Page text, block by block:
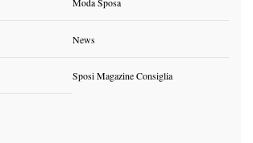
News
Sposi Magazine Consiglia